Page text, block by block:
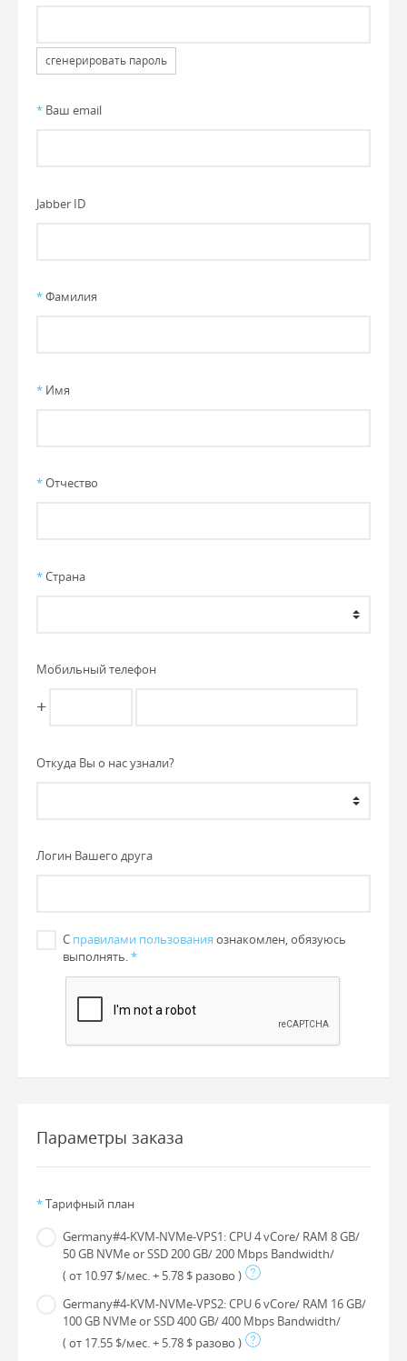
сгенерировать пароль
* Ваш email
Jabber ID
*Фамилия
* Имя
*Отчество
*Страна
Мобильный телефон
+
Откуда Вы о нас узнали?
Логин Вашего друга
С правилами пользования ознакомлен, обязуюсь
выполнять.*
Параметры заказа
*Тарифный план
Germany#4-KVM-NVMe-VPS1: CPU 4 vCore/ RAM 8 GB/
50 GB NVMe or SSD 200 GB/ 200 Mbps Bandwidth/
( от 10.97 $/мес. + 5.78 $ разово )
Germany#4-KVM-NVMe-VPS2: CPU 6 vCore/ RAM 16 GB/
100 GB NVMe or SSD 400 GB/ 400 Mbps Bandwidth/
( от 17.55 $/мес. + 5.78 $ разово )